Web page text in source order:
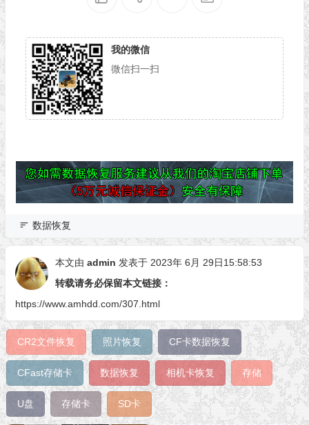
我的微信
微信扫一扫
数据恢复
本文由 admin 发表于 2023年 6月 29日15:58:53
转载请务必保留本文链接：
https://www.amhdd.com/307.html
CR2文件恢复 照片恢复 CF卡数据恢复
CFast存储卡 数据恢复 相机卡恢复 存储
U盘 存储卡 SD卡